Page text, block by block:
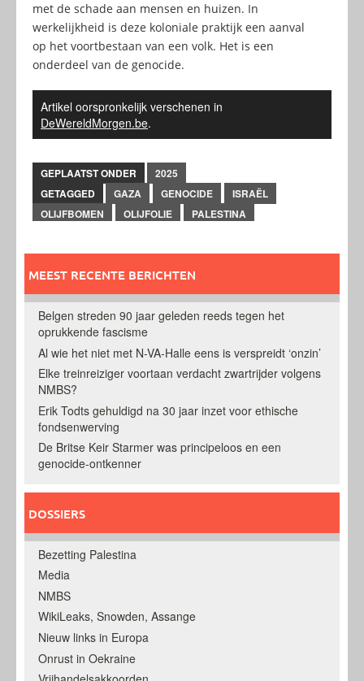
met de schade aan mensen en huizen. In
werkelijkheid is deze koloniale praktijk een aanval
op het voortbestaan van een volk. Het is een
onderdeel van de genocide.
Artikel oorspronkelijk verschenen in
DeWereldMorgen.be.
GEPLAATST ONDER
2025
GETAGGED
GAZA GENOCIDE
ISRAËL
OLIJFBOMEN
OLIJFOLIE PALESTINA
MEEST RECENTE BERICHTEN
Belgen streden 90 jaar geleden reeds tegen het
oprukkende fascisme
Al wie het niet met N-VA-Halle eens is verspreidt ‘onzin’
Elke treinreiziger voortaan verdacht zwartrijder volgens
NMBS?
Erik Todts gehuldigd na 30 jaar inzet voor ethische
fondsenwerving
De Britse Keir Starmer was principeloos en een
genocide-ontkenner
DOSSIERS
Bezetting Palestina
Media
NMBS
WikiLeaks, Snowden, Assange
Nieuw links in Europa
Onrust in Oekraine